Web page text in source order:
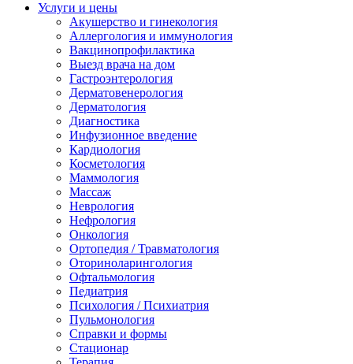
Услуги и цены
Акушерство и гинекология
Аллергология и иммунология
Вакцинопрофилактика
Выезд врача на дом
Гастроэнтерология
Дерматовенерология
Дерматология
Диагностика
Инфузионное введение
Кардиология
Косметология
Маммология
Массаж
Неврология
Нефрология
Онкология
Ортопедия / Травматология
Оториноларингология
Офтальмология
Педиатрия
Психология / Психиатрия
Пульмонология
Справки и формы
Стационар